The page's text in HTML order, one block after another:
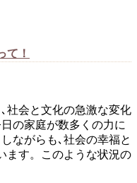
て！
社会と文化の急激な変化
の家庭が数多くの力に
ながらも､社会の幸福と
ます。このような状況の